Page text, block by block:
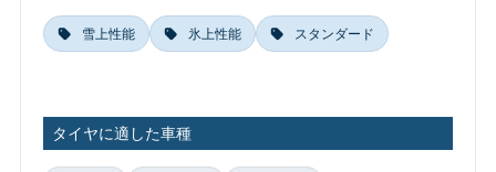
雪上性能 氷上性能 スタンダード
タイヤに適した車種